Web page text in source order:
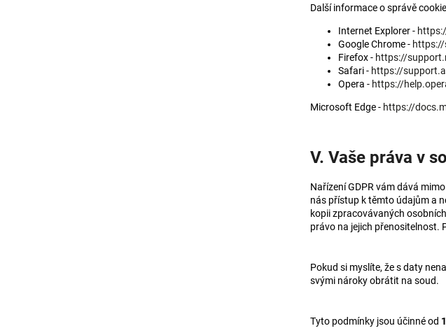
Další informace o správě
Internet Explorer -
Google Chrome - https://
Firefox - https://
Safari - https://
Opera - https://
Microsoft Edge - https://
V. Vaše práva v
Nařízení GDPR vám dává
nás přístup k těmto údajům a
kopii zpracovávaných
právo na jejich přenositelnost.
Pokud si myslíte, že s daty
svými nároky obrátit na soud.
Tyto podmínky jsou účinné od